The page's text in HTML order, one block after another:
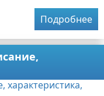
Подробнее